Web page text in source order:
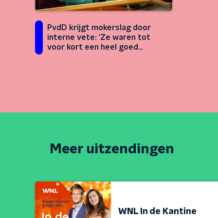
PvdD krijgt mokerslag door
interne vete: ‘Ze waren tot
voor kort een heel goed
Meer uitzendingen
WNL In de Kantine